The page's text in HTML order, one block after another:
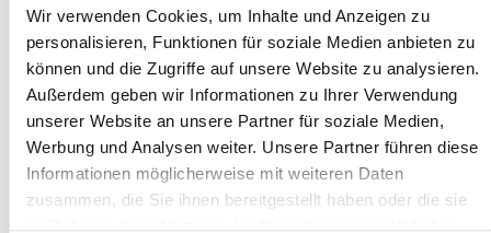
Wir verwenden Cookies, um Inhalte und Anzeigen zu
personalisieren, Funktionen für soziale Medien anbieten zu
können und die Zugriffe auf unsere Website zu analysieren.
Außerdem geben wir Informationen zu Ihrer Verwendung
unserer Website an unsere Partner für soziale Medien,
Werbung und Analysen weiter. Unsere Partner führen diese
Informationen möglicherweise mit weiteren Daten
zusammen, die Sie ihnen bereitgestellt haben oder die sie
Die wenigsten machen es sich klar: Alkohol ist ein Zellgift, das
immer wirkt. Mag der Rausch auch ausbleiben, weil man an
Alkohol gewöhnt ist – der Körper verzeiht das Gift nicht.
Insgesamt ist Alkohol mitverantwortlich für über 200 Krankheiten.
Er schädigt Organe, allen voran Leber und Bauchspeicheldrüse,
aber auch Magen und Darm. Er zählt zu den „Top Ten“ der Stoffe,
die Krebs auslösen, besonders häufig im Rachenraum, Dickdarm
und in der Brust. Und er greift Zellen im Gehirn, im Nervensystem
und im Herzkreislauf-System an.